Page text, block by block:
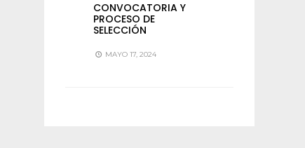
CONVOCATORIA Y
PROCESO DE
SELECCIÓN
MAYO 17, 2024